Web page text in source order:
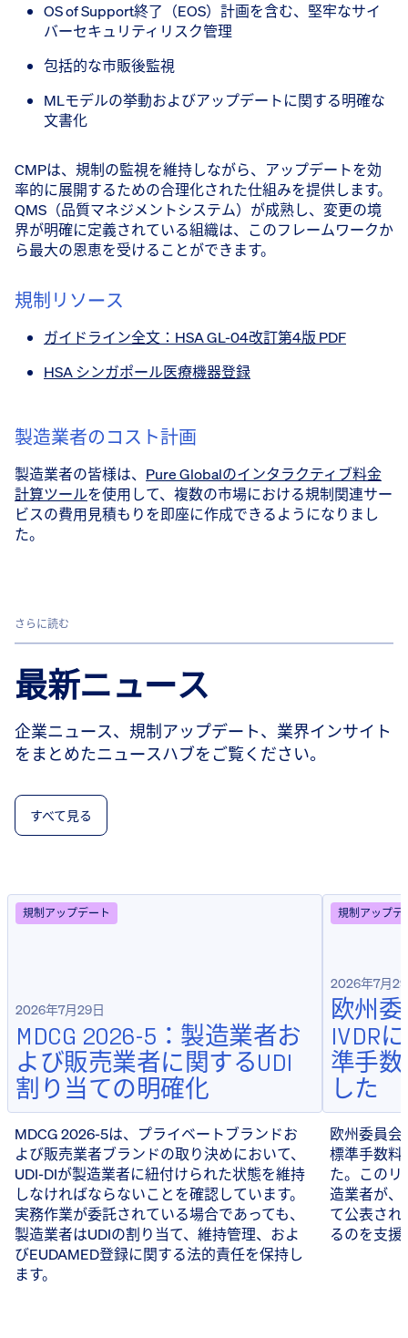
OS of Support終了（EOS）計画を含む、堅牢なサイ
バーセキュリティリスク管理
包括的な市販後監視
MLモデルの挙動およびアップデートに関する明確な
文書化
CMPは、規制の監視を維持しながら、アップデートを効
率的に展開するための合理化された仕組みを提供します。
QMS（品質マネジメントシステム）が成熟し、変更の境
界が明確に定義されている組織は、このフレームワークか
ら最大の恩恵を受けることができます。
規制リソース
ガイドライン全文：HSA GL-04改訂第4版 PDF
HSA シンガポール医療機器登録
製造業者のコスト計画
製造業者の皆様は、 Pure Globalのインタラクティブ料金
計算ツールを使用して、複数の市場における規制関連サー
ビスの費用見積もりを即座に作成できるようになりまし
た。
さらに読む
最新ニュース
企業ニュース、規制アップデート、業界インサイト
をまとめたニュースハブをご覧ください。
すべて見る
規制アップデート
2026年7月29日
MDCG 2026-5：製造業者お
よび販売業者に関するUDI
割り当ての明確化
MDCG 2026-5は、プライベートブランドお
よび販売業者ブランドの取り決めにおいて、
UDI-DIが製造業者に紐付けられた状態を維持
しなければならないことを確認しています。
実務作業が委託されている場合であっても、
製造業者はUDIの割り当て、維持管理、およ
びEUDAMED登録に関する法的責任を保持し
ます。
規制アップデ
2026年7月
欧州
IVDR
準手
した
欧州委員会
標準手数料
た。このリ
造業者が、
て公表され
るのを支援